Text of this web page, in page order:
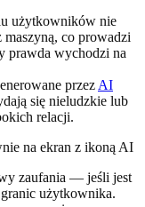
użytkowników nie
co prowadzi
prawda wychodzi na
przez AI
się nieludzkie lub
relacji.
zaufania — jeśli jest
użytkownika.